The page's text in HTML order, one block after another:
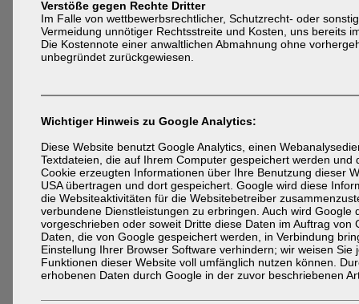
Verstöße gegen Rechte Dritter
Im Falle von wettbewerbsrechtlicher, Schutzrecht- oder
Vermeidung unnötiger Rechtsstreite und Kosten, uns bereits
Die Kostennote einer anwaltlichen Abmahnung ohne
unbegründet zurückgewiesen.
Wichtiger Hinweis zu Google Analytics:
Diese Website benutzt Google Analytics, einen
Textdateien, die auf Ihrem Computer gespeichert werden
Cookie erzeugten Informationen über Ihre Benutzung dieser
USA übertragen und dort gespeichert. Google wird diese
die Websiteaktivitäten für die Websitebetreiber
verbundene Dienstleistungen zu erbringen. Auch wird
vorgeschrieben oder soweit Dritte diese Daten im Auftrag
Daten, die von Google gespeichert werden, in Verbindung
Einstellung Ihrer Browser Software verhindern; wir weisen
Funktionen dieser Website voll umfänglich nutzen können.
erhobenen Daten durch Google in der zuvor beschriebenen